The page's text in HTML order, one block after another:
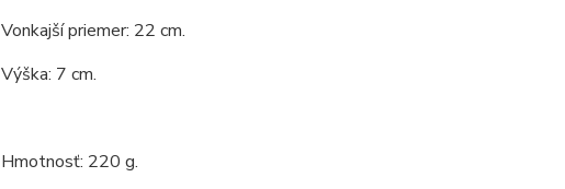
Vonkajší priemer: 22 cm.
Výška: 7 cm.
Hmotnosť: 220 g.